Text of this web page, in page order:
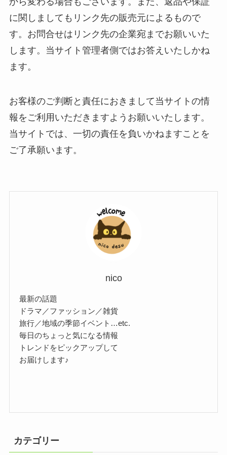
に関しましてもリンク先の販売元によるもので
す。お問合せはリンク先の企業宛までお願いいた
します。当サイト管理者側ではお答えいたしかね
ます。
お客様のご判断と責任におきまして当サイトの情
報をご利用いただきますようお願いいたします。
当サイトでは、一切の責任を負いかねますことを
ご了承願います。
nico
最新の話題
ドラマ／ファッション／雑貨
旅行／地域の季節イベント…etc.
毎日のちょっと気になる情報
トレンドをピックアップして
お届けします♪
カテゴリー